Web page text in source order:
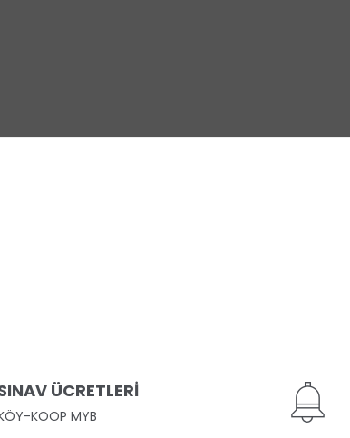
ÜCRETLERİ
KOOP MYB